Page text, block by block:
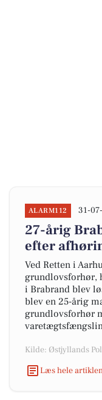
ALARM112 31-
27-årig
efter
Ved Retten i
grundlovsforhør,
i Brabrand blev
blev en 25-årig
grundlovsforhør
Kilde: Østjyllands
Læs hele